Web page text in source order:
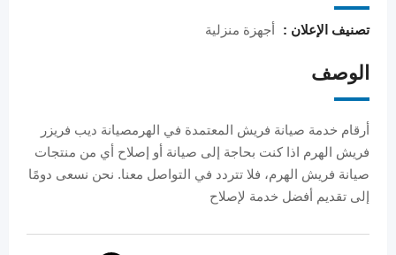
تصنيف الإعلان : أجهزة منزلية
الوصف
أرقام خدمة صيانة فريش المعتمدة في الهرمصيانة ديب فريزر
فريش الهرم اذا كنت بحاجة إلى صيانة أو إصلاح أي من منتجات
صيانة فريش الهرم، فلا تتردد في التواصل معنا. نحن نسعى دومًا
إلى تقديم أفضل خدمة لإصلاح